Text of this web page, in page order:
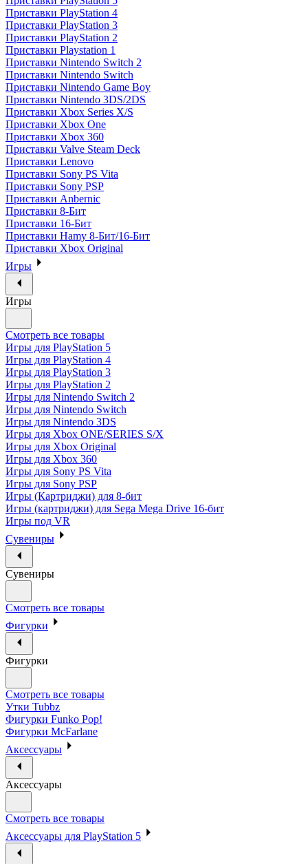
Приставки PlayStation 4
Приставки PlayStation 3
Приставки PlayStation 2
Приставки Playstation 1
Приставки Nintendo Switch 2
Приставки Nintendo Switch
Приставки Nintendo Game Boy
Приставки Nintendo 3DS/2DS
Приставки Xbox Series X/S
Приставки Xbox One
Приставки Xbox 360
Приставки Valve Steam Deck
Приставки Lenovo
Приставки Sony PS Vita
Приставки Sony PSP
Приставки Anbernic
Приставки 8-Бит
Приставки 16-Бит
Приставки Hamy 8-Бит/16-Бит
Приставки Xbox Original
Игры
Игры
Смотреть все товары
Игры для PlayStation 5
Игры для PlayStation 4
Игры для PlayStation 3
Игры для PlayStation 2
Игры для Nintendo Switch 2
Игры для Nintendo Switch
Игры для Nintendo 3DS
Игры для Xbox ONE/SERIES S/X
Игры для Xbox Original
Игры для Xbox 360
Игры для Sony PS Vita
Игры для Sony PSP
Игры (Картриджи) для 8-бит
Игры (картриджи) для Sega Mega Drive 16-бит
Игры под VR
Сувениры
Сувениры
Смотреть все товары
Фигурки
Фигурки
Смотреть все товары
Утки Tubbz
Фигурки Funko Pop!
Фигурки McFarlane
Аксессуары
Аксессуары
Смотреть все товары
Аксессуары для PlayStation 5